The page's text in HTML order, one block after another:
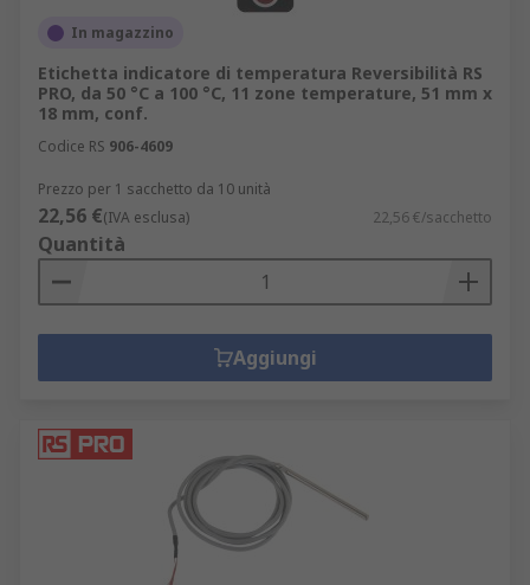
In magazzino
Etichetta indicatore di temperatura Reversibilità RS
PRO, da 50 °C a 100 °C, 11 zone temperature, 51 mm x
18 mm, conf.
Codice RS 906-4609
Prezzo per 1 sacchetto da 10 unità
22,56 €(IVA esclusa) 22,56 €/sacchetto
Quantità
Aggiungi